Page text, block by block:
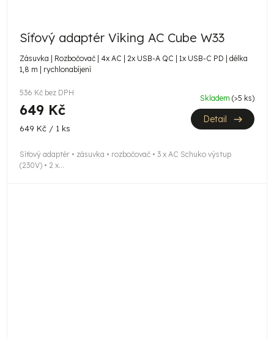
Síťový adaptér Viking AC Cube W33
Zásuvka | Rozbočovač | 4x AC | 2x USB-A QC | 1x USB-C PD | délka
1,8 m | rychlonabíjení
536 Kč bez DPH
649 Kč
Měrná
649 Kč / 1 ks
Skladem (>5 ks)
Detail
Síťový adaptér • zásuvka • rozbočovač • 3 x AC Schuko výstup
(230V) • 2 x...